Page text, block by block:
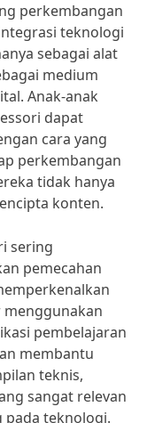
perkembangan
teknologi
sebagai alat
medium
Anak-anak
dapat
cara yang
perkembangan
tidak hanya
konten.
sering
pemecahan
pembelajaran
membantu
teknis,
sangat relevan
pada teknologi.